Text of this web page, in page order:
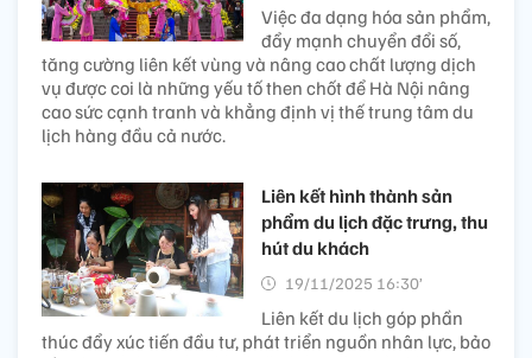
Việc đa dạng hóa sản phẩm,
đẩy mạnh chuyển đổi số,
tăng cường liên kết vùng và nâng cao chất lượng dịch
vụ được coi là những yếu tố then chốt để Hà Nội nâng
cao sức cạnh tranh và khẳng định vị thế trung tâm du
lịch hàng đầu cả nước.
Liên kết hình thành sản
phẩm du lịch đặc trưng, thu
hút du khách
19/11/2025 16:30’
Liên kết du lịch góp phần
thúc đẩy xúc tiến đầu tư, phát triển nguồn nhân lực, bảo